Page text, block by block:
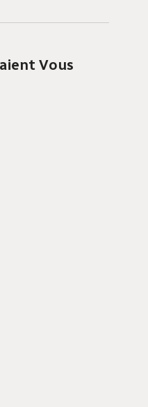
Vous